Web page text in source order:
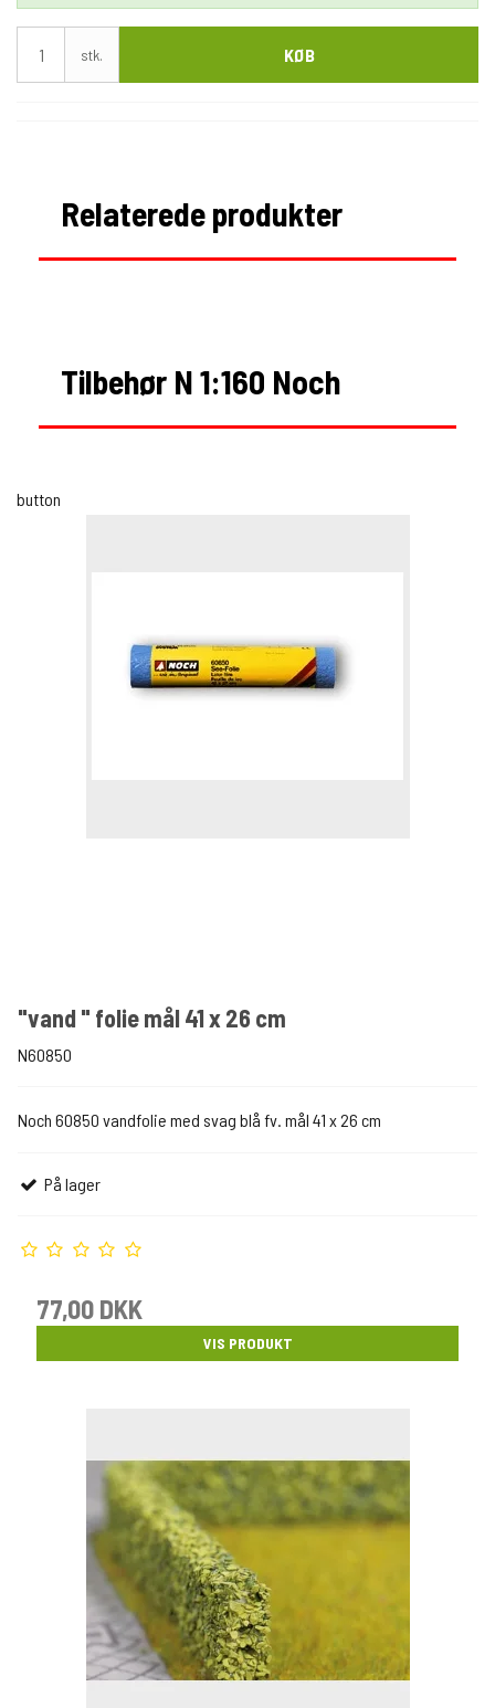
stk. KØB
Relaterede produkter
Tilbehør N 1:160 Noch
button
"vand " folie mål 41 x 26 cm
N60850
Noch 60850 vandfolie med svag blå fv. mål 41 x 26 cm
På lager
77,00 DKK
VIS PRODUKT